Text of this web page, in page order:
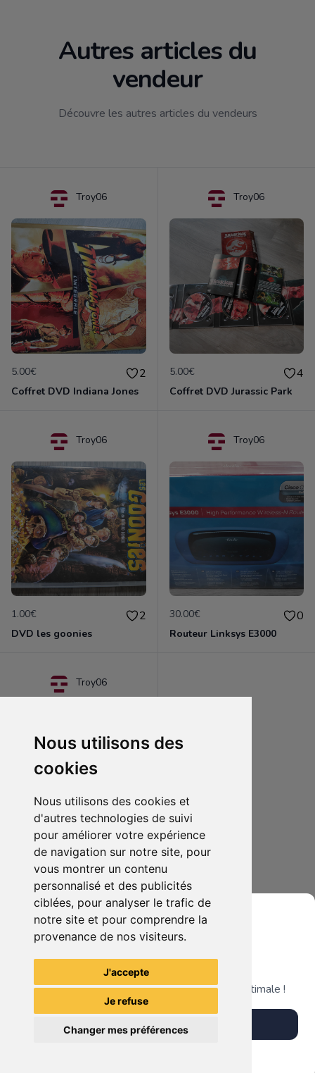
Nous utilisons des
cookies
Nous utilisons des cookies et
d'autres technologies de suivi
pour améliorer votre expérience
de navigation sur notre site, pour
vous montrer un contenu
personnalisé et des publicités
ciblées, pour analyser le trafic de
notre site et pour comprendre la
provenance de nos visiteurs.
J'accepte
Je refuse
Changer mes préférences
Autres articles du
vendeur
Découvre les autres articles du vendeurs
Troy06
5.00€ 2
Coffret DVD Indiana Jones
Troy06
5.00€ 4
Coffret DVD Jurassic Park
Troy06
1.00€ 2
DVD les goonies
Troy06
30.00€ 0
Routeur Linksys E3000
Troy06
5.00€ 0
Geil ram DDR2 2*512MB
Voir tous les articles du vendeur
Grenier du Geek
Télécharge notre app pour une expérience optimale !
Télécharger l'app